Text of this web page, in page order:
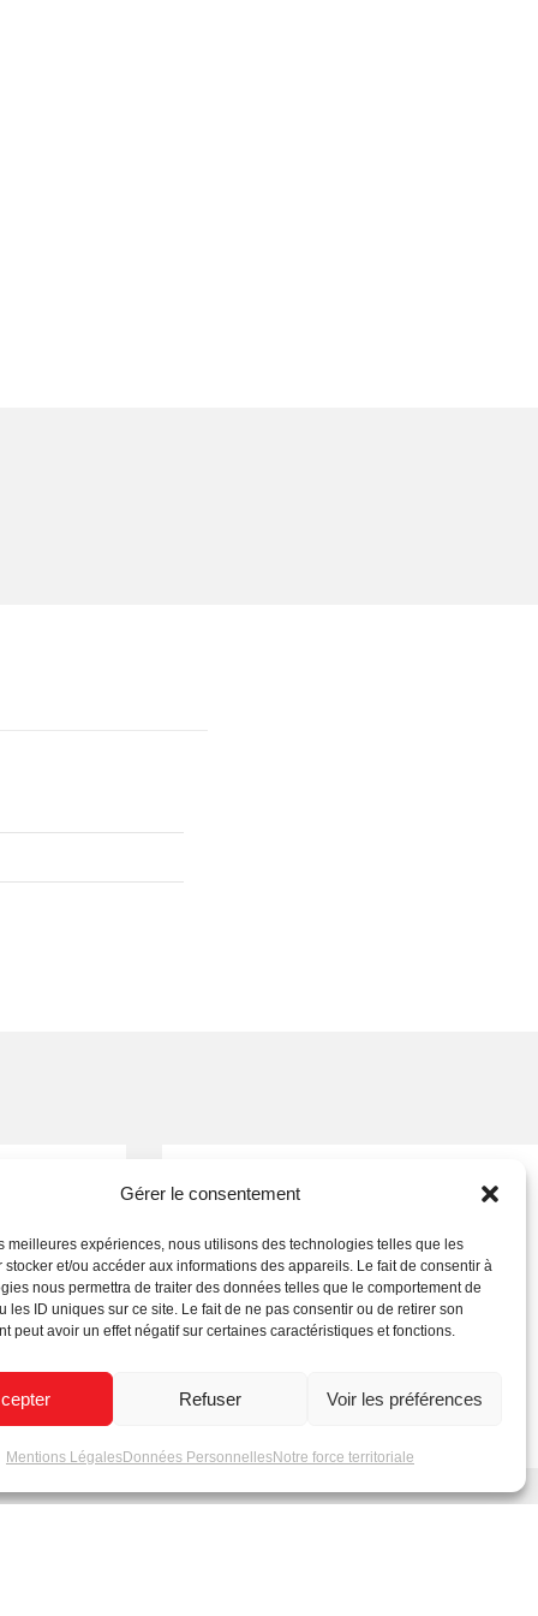
Gérer le consentement
meilleures expériences, nous utilisons des technologies telles que les
stocker et/ou accéder aux informations des appareils. Le fait de consentir à
nous permettra de traiter des données telles que le comportement de
les ID uniques sur ce site. Le fait de ne pas consentir ou de retirer son
peut avoir un effet négatif sur certaines caractéristiques et fonctions.
Refuser Voir les préférences
Mentions LégalesDonnées PersonnellesNotre force territoriale